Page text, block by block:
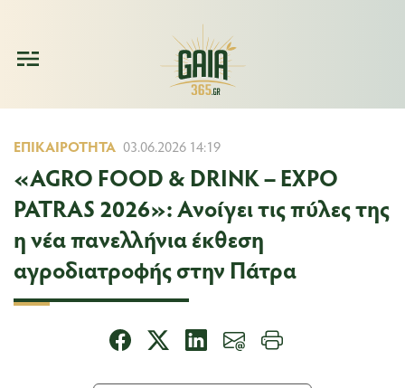
ΕΠΙΚΑΙΡΌΤΗΤΑ 03.06.2026 14:19
«AGRO FOOD & DRINK – EXPO
PATRAS 2026»: Ανοίγει τις πύλες της
η νέα πανελλήνια έκθεση
αγροδιατροφής στην Πάτρα